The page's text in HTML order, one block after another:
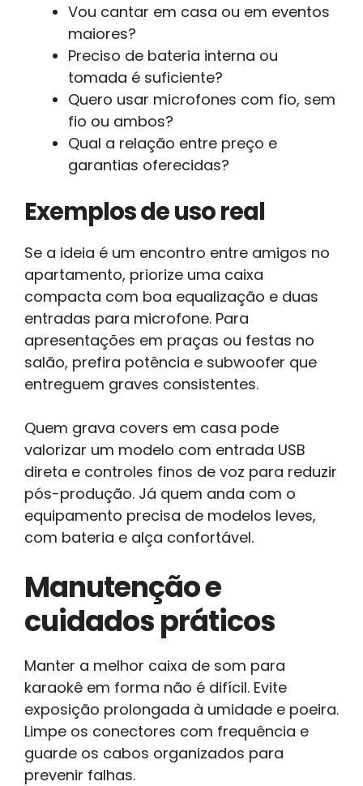
Vou cantar em casa ou em eventos
maiores?
Preciso de bateria interna ou
tomada é suficiente?
Quero usar microfones com fio, sem
fio ou ambos?
Qual a relação entre preço e
garantias oferecidas?
Exemplos de uso real
Se a ideia é um encontro entre amigos no
apartamento, priorize uma caixa
compacta com boa equalização e duas
entradas para microfone. Para
apresentações em praças ou festas no
salão, prefira potência e subwoofer que
entreguem graves consistentes.
Quem grava covers em casa pode
valorizar um modelo com entrada USB
direta e controles finos de voz para reduzir
pós-produção. Já quem anda com o
equipamento precisa de modelos leves,
com bateria e alça confortável.
Manutenção e
cuidados práticos
Manter a melhor caixa de som para
karaokê em forma não é difícil. Evite
exposição prolongada à umidade e poeira.
Limpe os conectores com frequência e
guarde os cabos organizados para
prevenir falhas.